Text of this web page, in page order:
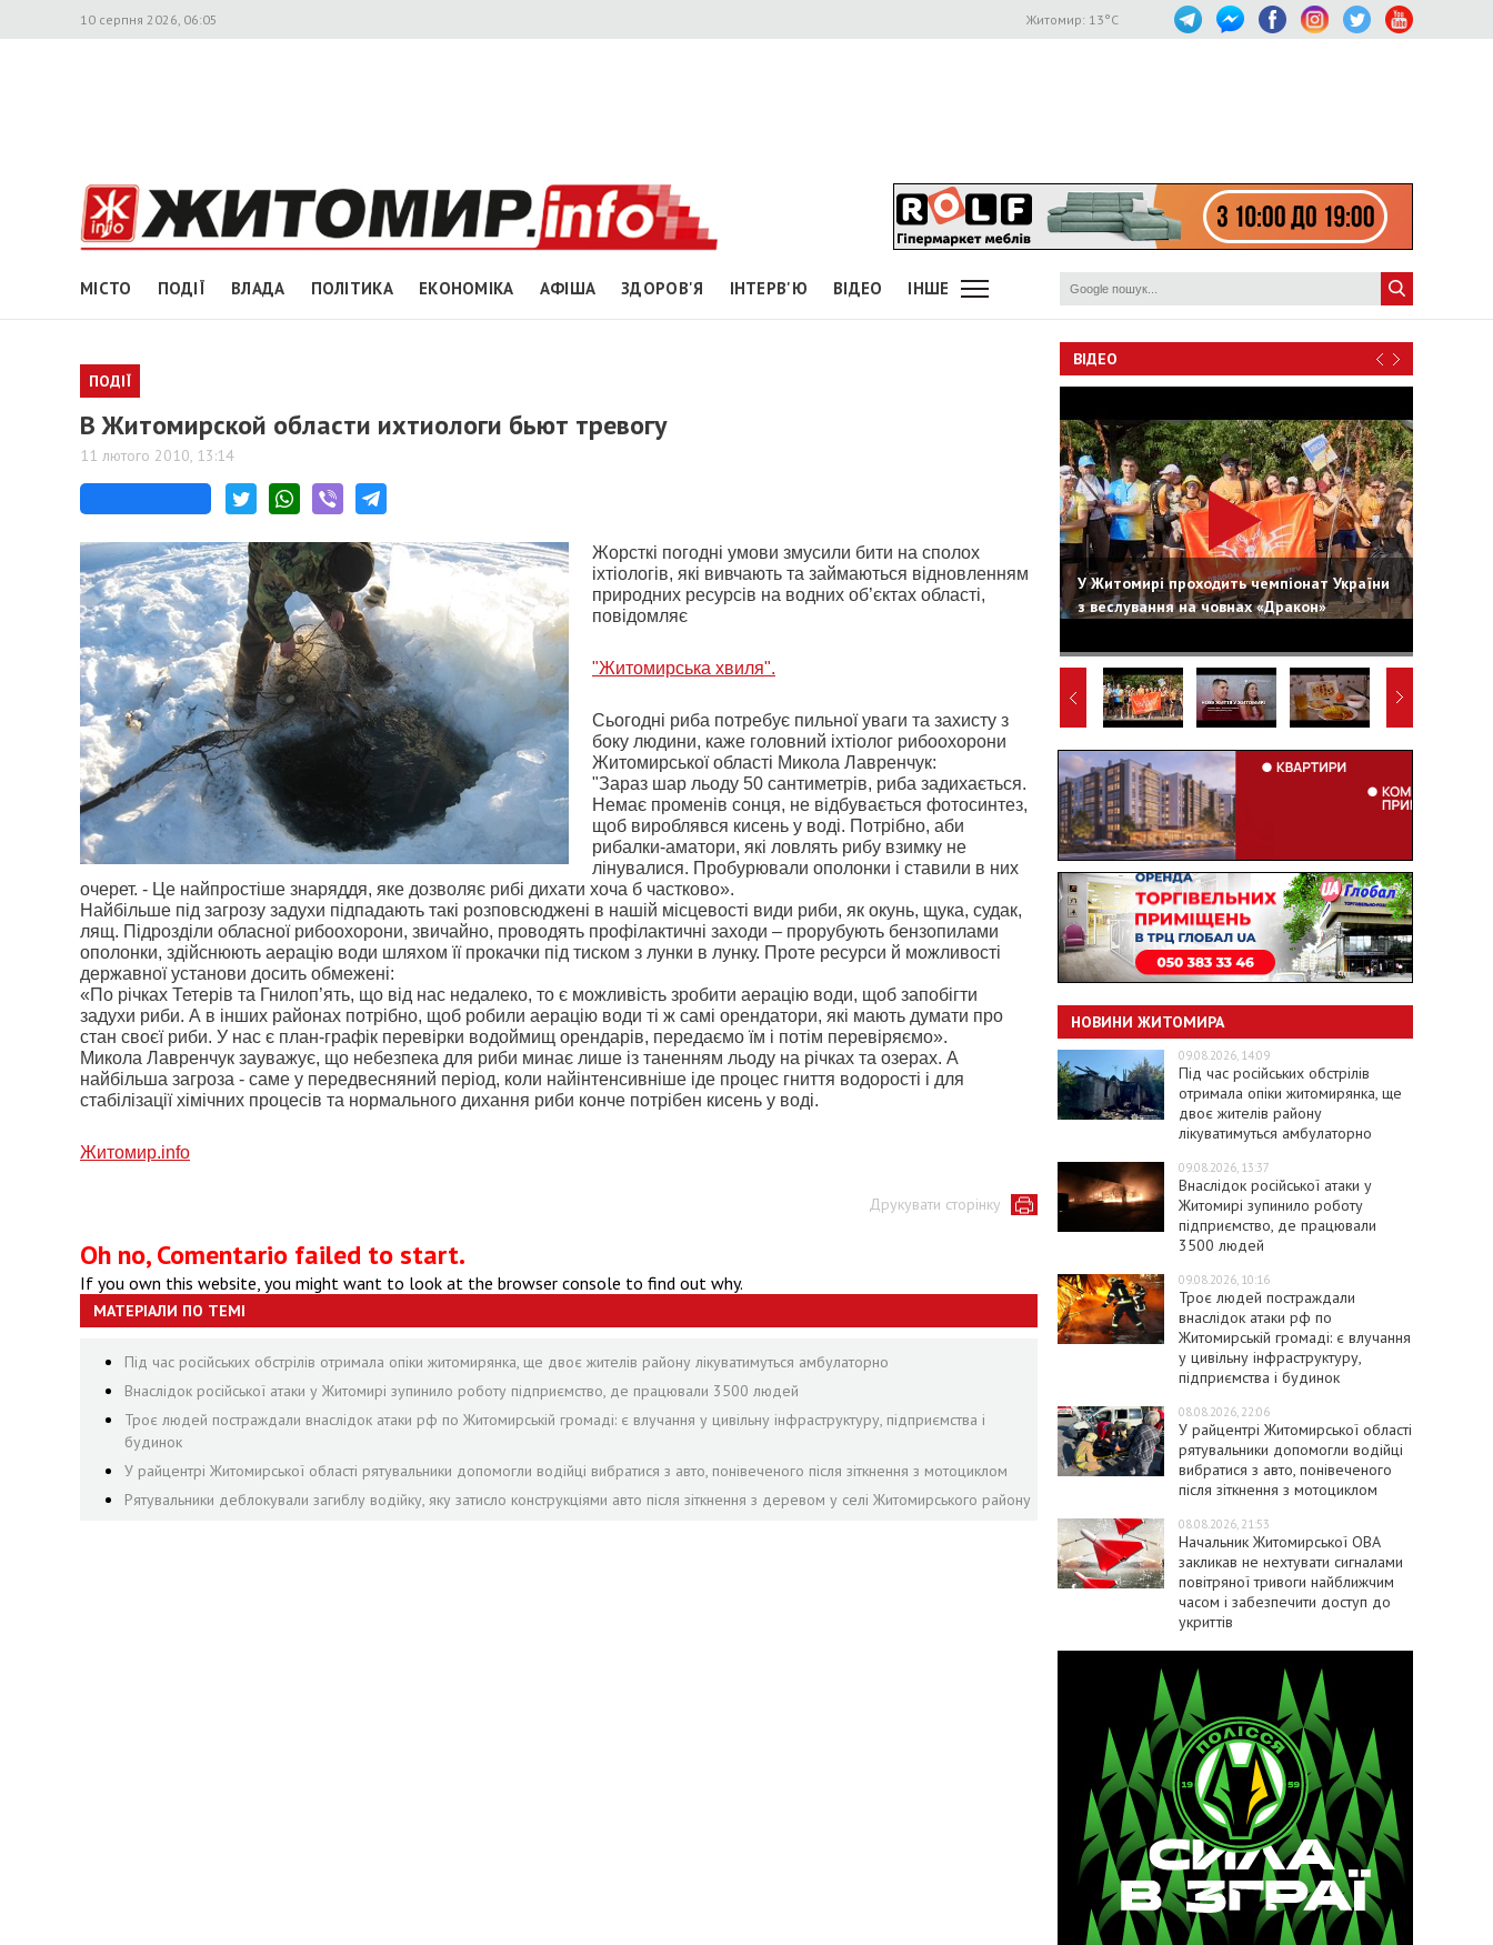
10 серпня 2026, 06:05 Житомир: 13°C
МІСТО ПОДІЇ ВЛАДА ПОЛІТИКА ЕКОНОМІКА АФІША ЗДОРОВ'Я ІНТЕРВ'Ю ВІДЕО ІНШЕ
ПОДІЇ
В Житомирской области ихтиологи бьют тревогу
11 лютого 2010, 13:14
Жорсткі погодні умови змусили бити на сполох
іхтіологів, які вивчають та займаються відновленням
природних ресурсів на водних об’єктах області,
повідомляє
"Житомирська хвиля".
Сьогодні риба потребує пильної уваги та захисту з
боку людини, каже головний іхтіолог рибоохорони
Житомирської області Микола Лавренчук:
"Зараз шар льоду 50 сантиметрів, риба задихається.
Немає променів сонця, не відбувається фотосинтез,
щоб вироблявся кисень у воді. Потрібно, аби
рибалки-аматори, які ловлять рибу взимку не
лінувалися. Пробурювали ополонки і ставили в них
очерет. - Це найпростіше знаряддя, яке дозволяє рибі дихати хоча б частково».
Найбільше під загрозу задухи підпадають такі розповсюджені в нашій місцевості види риби, як окунь, щука, судак,
лящ. Підрозділи обласної рибоохорони, звичайно, проводять профілактичні заходи – прорубують бензопилами
ополонки, здійснюють аерацію води шляхом її прокачки під тиском з лунки в лунку. Проте ресурси й можливості
державної установи досить обмежені:
«По річках Тетерів та Гнилоп’ять, що від нас недалеко, то є можливість зробити аерацію води, щоб запобігти
задухи риби. А в інших районах потрібно, щоб робили аерацію води ті ж самі орендатори, які мають думати про
стан своєї риби. У нас є план-графік перевірки водоймищ орендарів, передаємо їм і потім перевіряємо».
Микола Лавренчук зауважує, що небезпека для риби минає лише із таненням льоду на річках та озерах. А
найбільша загроза - саме у передвесняний період, коли найінтенсивніше іде процес гниття водорості і для
стабілізації хімічних процесів та нормального дихання риби конче потрібен кисень у воді.
Житомир.info
Друкувати сторінку
Oh no, Comentario failed to start.
If you own this website, you might want to look at the browser console to find out why.
МАТЕРІАЛИ ПО ТЕМІ
Під час російських обстрілів отримала опіки житомирянка, ще двоє жителів району лікуватимуться амбулаторно
Внаслідок російської атаки у Житомирі зупинило роботу підприємство, де працювали 3500 людей
Троє людей постраждали внаслідок атаки рф по Житомирській громаді: є влучання у цивільну інфраструктуру, підприємства і
будинок
У райцентрі Житомирської області рятувальники допомогли водійці вибратися з авто, понівеченого після зіткнення з мотоциклом
Рятувальники деблокували загиблу водійку, яку затисло конструкціями авто після зіткнення з деревом у селі Житомирського району
ВІДЕО
У Житомирі проходить чемпіонат України
з веслування на човнах «Дракон»
НОВИНИ ЖИТОМИРА
09.08.2026, 14:09
Під час російських обстрілів
отримала опіки житомирянка, ще
двоє жителів району
лікуватимуться амбулаторно
09.08.2026, 13:37
Внаслідок російської атаки у
Житомирі зупинило роботу
підприємство, де працювали
3500 людей
09.08.2026, 10:16
Троє людей постраждали
внаслідок атаки рф по
Житомирській громаді: є влучання
у цивільну інфраструктуру,
підприємства і будинок
08.08.2026, 22:06
У райцентрі Житомирської області
рятувальники допомогли водійці
вибратися з авто, понівеченого
після зіткнення з мотоциклом
08.08.2026, 21:53
Начальник Житомирської ОВА
закликав не нехтувати сигналами
повітряної тривоги найближчим
часом і забезпечити доступ до
укриттів